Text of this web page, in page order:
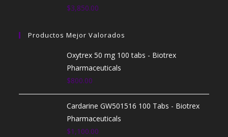
$3,850.00
Productos Mejor Valorados
Oxytrex 50 mg 100 tabs - Biotrex
Pharmaceuticals
$800.00
Cardarine GW501516 100 Tabs - Biotrex
Pharmaceuticals
$1,100.00